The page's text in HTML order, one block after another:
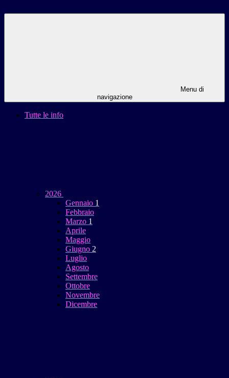
Menu di
navigazione
Tutte le info
2026
Gennaio 1
Febbraio
Marzo 1
Aprile
Maggio
Giugno 2
Luglio
Agosto
Settembre
Ottobre
Novembre
Dicembre